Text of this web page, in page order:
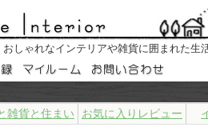
おしゃれなインテリアや雑貨に囲まれた生
雑貨と住まい お気に入りレビュー